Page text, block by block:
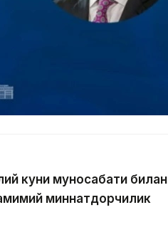
куни муносабати билан
миннатдорчилик